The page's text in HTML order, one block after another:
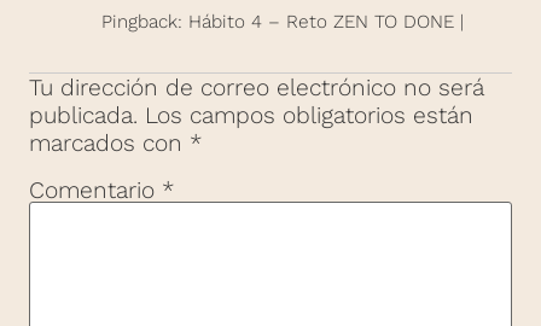
Pingback: Hábito 4 – Reto ZEN TO DONE |
Tu dirección de correo electrónico no será
publicada. Los campos obligatorios están
marcados con *
Comentario *